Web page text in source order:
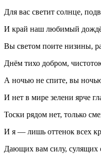
Для вас светит солнце,
И край наш любимый
Вы светом поите низины,
Днём тихо добром,
А ночью не спите, вы
И нет в мире зелени ярче
Тоски рядом нет, только
И я — лишь оттенок всех
Дающих вам силу, сулящих